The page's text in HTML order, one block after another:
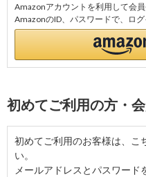
Amazonアカウントを利用して会員
AmazonのID、パスワードで、ログ
初めてご利用の方・
初めてご利用のお客様は、こ
い。
メールアドレスとパスワー